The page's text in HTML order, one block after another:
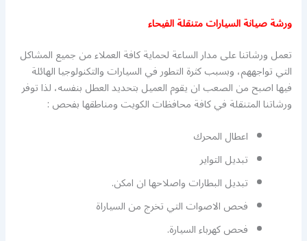
ورشة صيانة السيارات متنقلة الفيحاء
تعمل ورشاتنا على مدار الساعة لحماية كافة العملاء من جميع المشاكل
التي تواجههم، وبسبب كثرة التطور في السيارات والتكنولوجيا الهائلة
فيها اصبح من الصعب ان يقوم العميل بتحديد العطل بنفسه، لذا توفر
ورشاتنا المتنقلة في كافة محافظات الكويت ومناطقها بفحص :
اعطال المحرك
تبديل التواير
تبديل البطارات واصلاحها ان امكن.
فحص الاصوات التي تخرج من السياراة
فحص كهرباء السيارة.